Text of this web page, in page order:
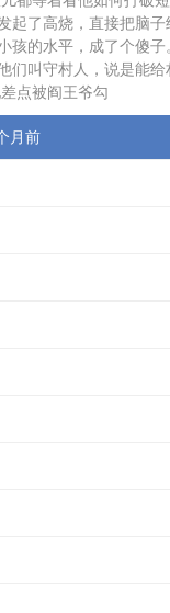
起了高烧，直接把脑子
孩的水平，成了个傻
们叫守村人，说是能
点被阎王爷勾
月前